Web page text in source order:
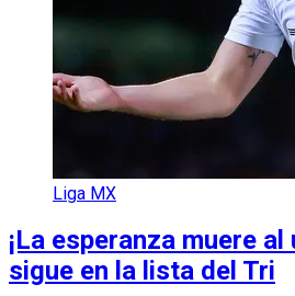
Liga MX
¡La esperanza muere
sigue en la lista del Tri